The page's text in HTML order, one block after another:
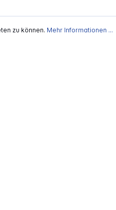
zu können. Mehr Informationen ...